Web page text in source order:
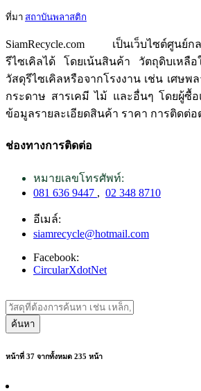
ที่มา สถาบันพลาสติก
SiamRecycle.com เป็นเว็บไซต์ศูนย์ก
รีไซเคิลได้ โดยเน้นสินค้า วัตถุดิบเหลื
วัสดุรีไซเคิลหรือจากโรงงาน เช่น เศษพ
กระดาษ สารเคมี ไม้ และอื่นๆ โดยผู้ซื้อ
ข้อมูลรายละเอียดสินค้า ราคา การติดต่อ
ช่องทางการติดต่อ
หมายเลขโทรศัพท์:
081 636 9447 , 02 348 8710
อีเมล์:
siamrecycle@hotmail.com
Facebook:
CircularXdotNet
ค้นหา
หน้าที่ 37 จากทั้งหมด 235 หน้า